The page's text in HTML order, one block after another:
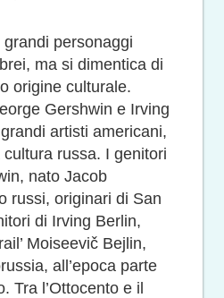
personaggi
ma si dimentica di
origine culturale.
Gershwin e Irving
artisti americani,
russa. I genitori
nato Jacob
russi, originari di San
di Irving Berlin,
Moiseevič Bejlin,
all’epoca parte
Tra l’Ottocento e il